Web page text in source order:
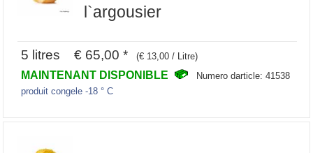
l`argousier
5 litres € 65,00 * (€ 13,00 / Litre)
MAINTENANT DISPONIBLE
Numero darticle: 41538
produit congele -18 ° C